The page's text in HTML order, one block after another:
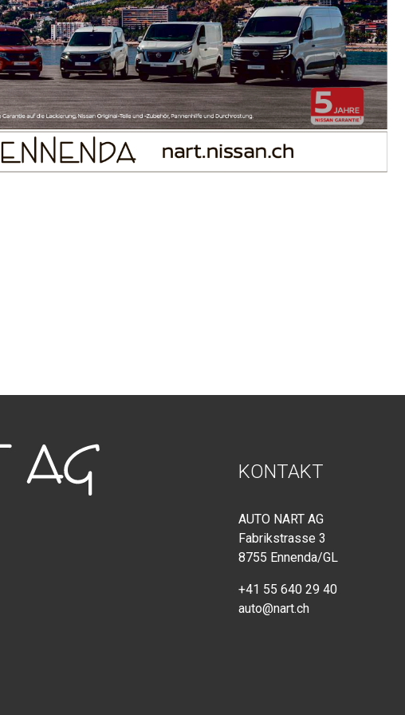
KONTAKT
AUTO NART AG
Fabrikstrasse 3
8755 Ennenda/GL
+41 55 640 29 40
auto@nart.ch